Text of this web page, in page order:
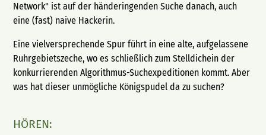
Network" ist auf der händeringenden Suche danach, auch
eine (fast) naive Hackerin.
Eine vielversprechende Spur führt in eine alte, aufgelassene
Ruhrgebietszeche, wo es schließlich zum Stelldichein der
konkurrierenden Algorithmus-Suchexpeditionen kommt. Aber
was hat dieser unmögliche Königspudel da zu suchen?
HÖREN: